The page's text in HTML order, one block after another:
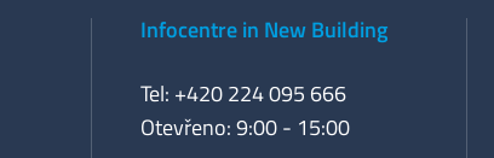
Infocentre in New Building
Tel: +420 224 095 666
Otevřeno: 9:00 - 15:00